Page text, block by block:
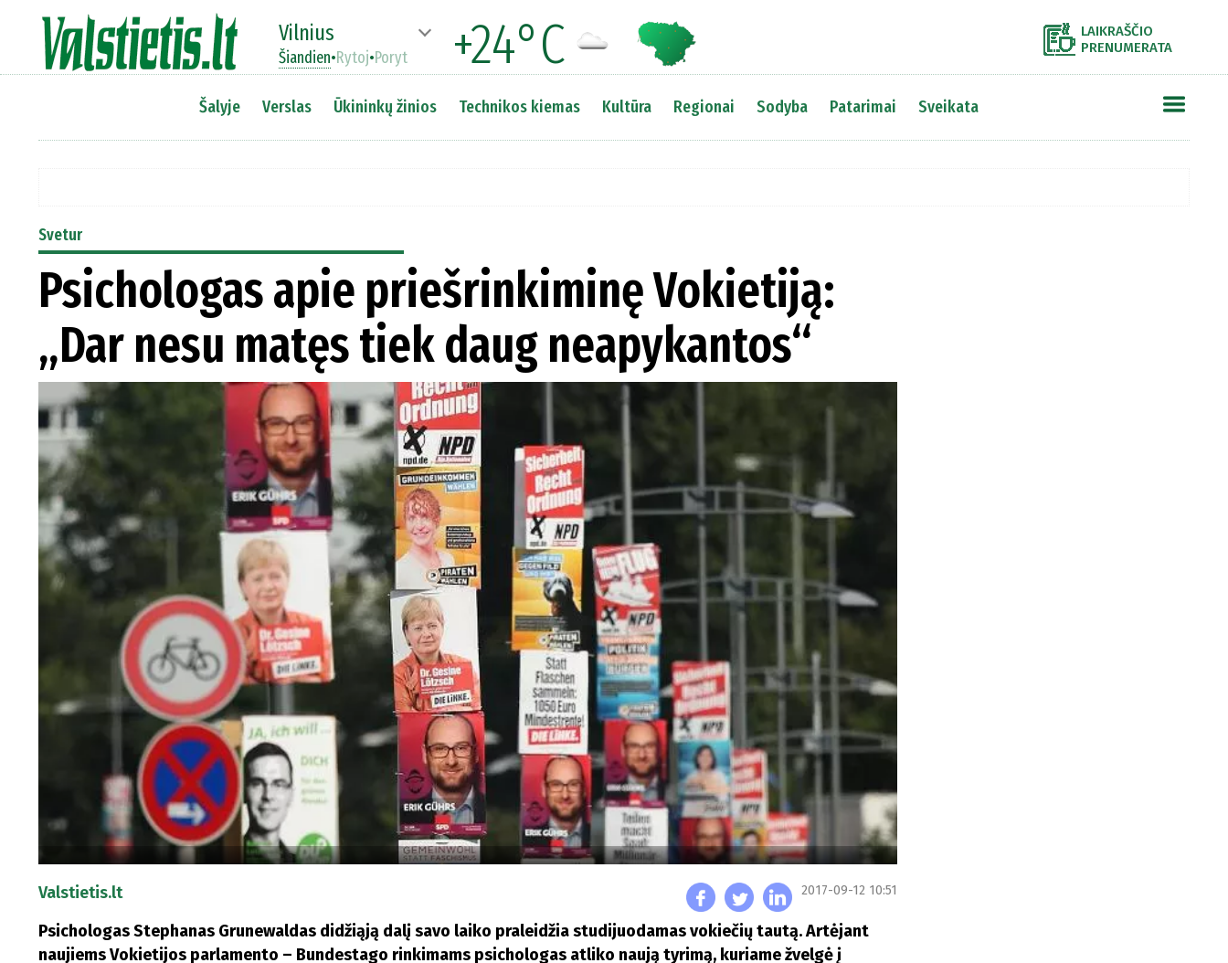
Vilnius +24°C
Šiandien•Rytoj•Poryt
LAIKRAŠČIO
PRENUMERATA
Šalyje Verslas Ūkininkų žinios Technikos kiemas Kultūra Regionai Sodyba Patarimai Sveikata
Svetur
Psichologas apie priešrinkiminę Vokietiją:
„Dar nesu matęs tiek daug neapykantos“
Valstietis.lt 2017-09-12 10:51
Psichologas Stephanas Grunewaldas didžiąją dalį savo laiko praleidžia studijuodamas vokiečių tautą. Artėjant
naujiems Vokietijos parlamento – Bundestago rinkimams psichologas atliko naują tyrimą, kuriame žvelgė į